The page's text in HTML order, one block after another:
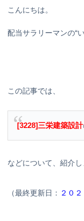
こんにちは。
配当サラリーマンの“
この記事では、
[3228]三栄建築設計
などについて、紹介し
（最終更新日： ２０